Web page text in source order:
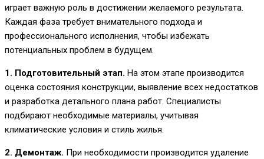
играет важную роль в достижении желаемого результата.
Каждая фаза требует внимательного подхода и
профессионального исполнения, чтобы избежать
потенциальных проблем в будущем.
1. Подготовительный этап. На этом этапе производится
оценка состояния конструкции, выявление всех недостатков
и разработка детального плана работ. Специалисты
подбирают необходимые материалы, учитывая
климатические условия и стиль жилья.
2. Демонтаж. При необходимости производится удаление